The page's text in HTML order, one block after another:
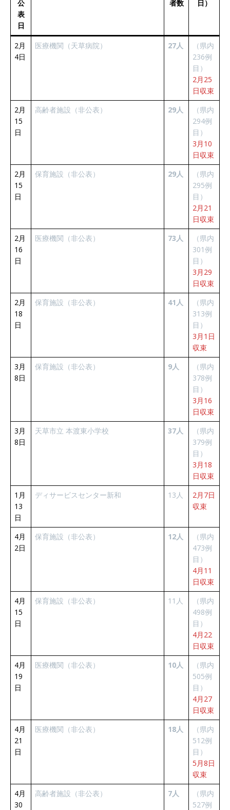
公
表
日
者数 日）
2月
4日
医療機関（天草病院） 27人
（県内
236例
目）
2月25
日収束
2月
15
日
高齢者施設（非公表） 29人
（県内
294例
目）
3月10
日収束
2月
15
日
保育施設（非公表） 29人
（県内
295例
目）
2月21
日収束
2月
16
日
医療機関（非公表） 73人
（県内
301例
目）
3月29
日収束
2月
18
日
保育施設（非公表） 41人
（県内
313例
目）
3月1日
収束
3月
8日
保育施設（非公表） 9人
（県内
378例
目）
3月16
日収束
3月
8日
天草市立 本渡東小学校 37人
（県内
379例
目）
3月18
日収束
1月
13
日
ディサービスセンター新和 13人
2月7日
収束
4月
2日
保育施設（非公表） 12人
（県内
473例
目）
4月11
日収束
4月
15
日
保育施設（非公表） 11人
（県内
498例
目）
4月22
日収束
4月
19
日
医療機関（非公表） 10人
（県内
505例
目）
4月27
日収束
4月
21
日
医療機関（非公表） 18人
（県内
512例
目）
5月8日
収束
4月
30
高齢者施設（非公表） 7人
（県内
527例